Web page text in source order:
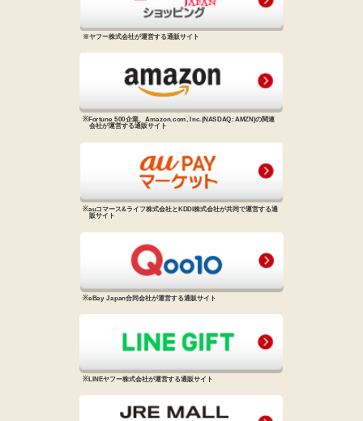
※ヤフー株式会社が運営する通販サイト
※Fortune 500企業、Amazon.com, Inc.(NASDAQ: AMZN)の関連
会社が運営する通販サイト
※auコマース&ライフ株式会社と KDDI株式会社が共同で運営する通
販サイト
※eBay Japan合同会社が運営する通販サイト
※LINEヤフー株式会社が運営する通販サイト